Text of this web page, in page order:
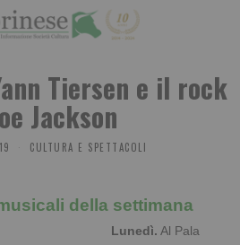
Tiersen e il rock
Jackson
CULTURA E SPETTACOLI
della settimana
Lunedì. Al Pala